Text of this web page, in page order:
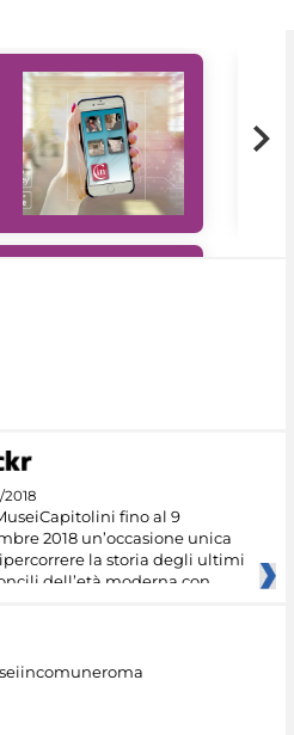
2018
fino al 9
2018 un’occasione unica
la storia degli ultimi
dell’età moderna con